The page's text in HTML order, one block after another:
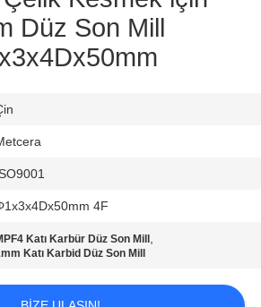
Düz Son Mill
4F
Katı Karbür Düz Son Mill ,
Katı Karbid Düz Son Mill